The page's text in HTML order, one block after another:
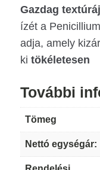
Gazdag
ízét a Penicillium
adja, amely
ki tökéletesen
További
Tömeg
Nettó egységár: